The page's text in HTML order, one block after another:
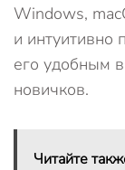
Windows,
и интуитивно
его удобным
новичков.
Читайте